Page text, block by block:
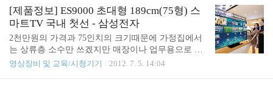
로 보면 될듯..아직 볼만한 콘텐츠가 없다는것이 문
제이긴 하지만.. 경제력이 엄청나거나 홍보효과등을
노리는 곳에서는 쓸수도.. 출시가격은 2500만원 LG
전자(066570, 대표 具本俊, www.lge.co.kr)가 세계 최
대 84형 초고해상도 UD(Ultra Definition) TV(모델명:
84LM9600)를 국내 시장에 출시하며 초대형 프리미
[제품정보] ES9000 초대형 189cm(75형) 스
마트TV 국내 첫선 - 삼성전자
2천만원의 가격과 75인치의 크기때문에 가정집에서
는 상류층 소수만 쓰겠지만 매장이나 업무용으로 쓰
는곳도 있을듯..실감은 얼마나될지 서초동갈때 한번
영상장비 및 교육/시청기기 2012. 7. 5. 14:04